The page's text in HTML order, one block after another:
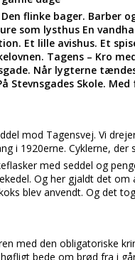
Den flinke bager.
som lysthus En
Et lille avishus. Et
Tagens – Kro
Når lygterne
Stevnsgades Skole.
mod Tagensvej. Vi
i 1920erne. Cyklerne,
med seddel og
Og her gjaldt det
blev anvendt. Og det
med den obligatoriske
bede om brød fra i